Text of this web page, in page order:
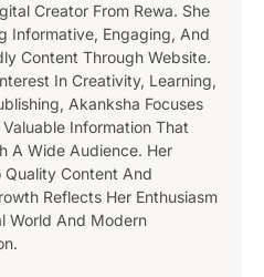
Creator From Rewa. She
Informative, Engaging, And
Content Through Website.
In Creativity, Learning,
Akanksha Focuses
Information That
A Wide Audience. Her
Quality Content And
Reflects Her Enthusiasm
World And Modern